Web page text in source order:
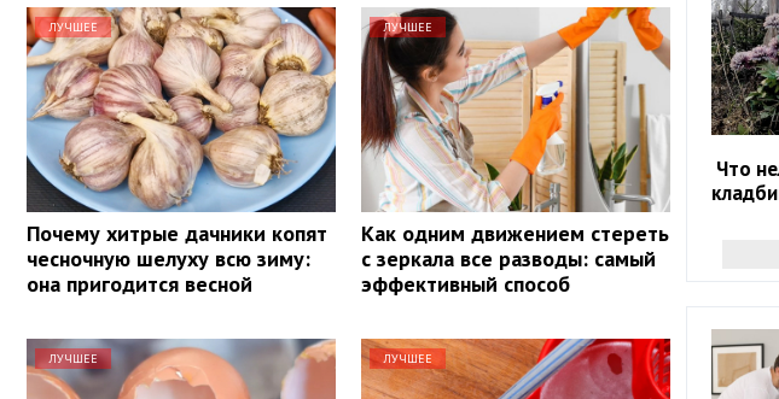
ЛУЧШЕЕ
Почему хитрые дачники копят
чесночную шелуху всю зиму:
она пригодится весной
ЛУЧШЕЕ
Как одним движением стереть
с зеркала все разводы: самый
эффективный способ
ЛУЧШЕЕ ЛУЧШЕЕ
Что